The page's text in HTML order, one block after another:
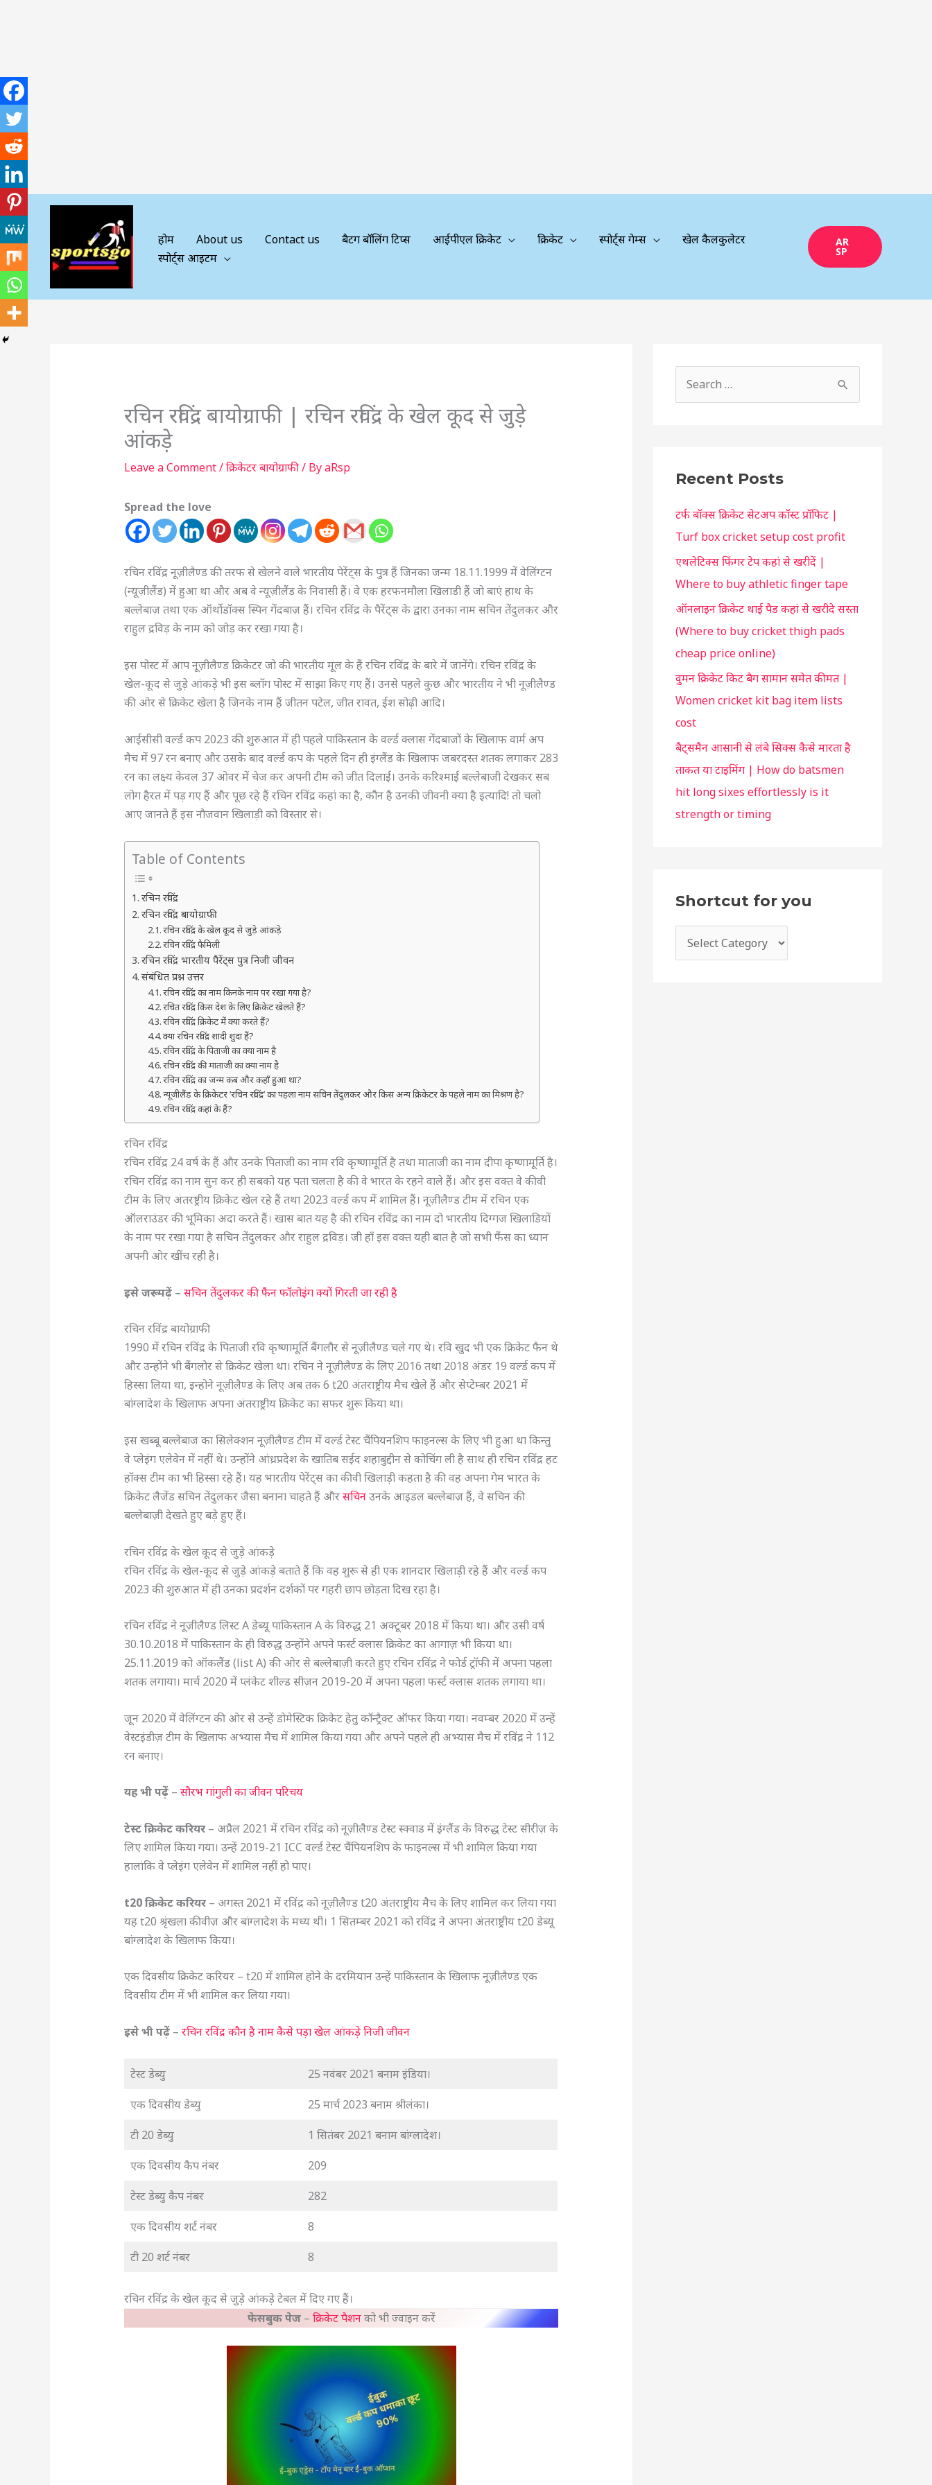
होम About us Contact us बैटिंग बॉलिंग टिप्स आईपीएल क्रिकेट क्रिकेट स्पोर्ट्स गेम्स
खेल कैलकुलेटर
स्पोर्ट्स आइटम
AR
SP
रचिन रविंद्र बायोग्राफी | रचिन रविंद्र के खेल कूद से जुड़े
आंकड़े
Leave a Comment/क्रिकेटर बायोग्राफी/ ByaRsp
Spread the love
रचिन रविंद्र नूज़ीलैण्ड की तरफ से खेलने वाले भारतीय पेरेंट्स के पुत्र हैं जिनका जन्म 18.11.1999 में वेलिंग्टन
(न्यूज़ीलैंड) में हुआ था और अब वे न्यूज़ीलैंड के निवासी हैं। वे एक हरफनमौला खिलाडी हैं जो बाएं हाथ के
बल्लेबाज़ तथा एक ऑर्थोडॉक्स स्पिन गेंदबाज़ हैं। रचिन रविंद्र के पैरेंट्स के द्वारा उनका नाम सचिन तेंदुलकर और
राहुल द्रविड़ के नाम को जोड़ कर रखा गया है।
इस पोस्ट में आप नूज़ीलैण्ड क्रिकेटर जो की भारतीय मूल के हैं रचिन रविंद्र के बारे में जानेंगे। रचिन रविंद्र के
खेल-कूद से जुड़े आंकड़े भी इस ब्लॉग पोस्ट में साझा किए गए हैं। उनसे पहले कुछ और भारतीय ने भी नूज़ीलैण्ड
की ओर से क्रिकेट खेला है जिनके नाम हैं जीतन पटेल, जीत रावत, ईश सोढ़ी आदि।
आईसीसी वर्ल्ड कप 2023 की शुरुआत में ही पहले पाकिस्तान के वर्ल्ड क्लास गेंदबाजों के खिलाफ वार्म अप
मैच में 97 रन बनाए और उसके बाद वर्ल्ड कप के पहले दिन ही इंग्लैंड के खिलाफ जबरदस्त शतक लगाकर 283
रन का लक्ष्य केवल 37 ओवर में चेज कर अपनी टीम को जीत दिलाई। उनके करिश्माई बल्लेबाजी देखकर सब
लोग हैरत में पड़ गए हैं और पूछ रहे हैं रचिन रविंद्र कहां का है, कौन है उनकी जीवनी क्या है इत्यादि! तो चलो
आए जानते हैं इस नौजवान खिलाड़ी को विस्तार से।
Table of Contents
रचिन रविंद्र
रचिन रविंद्र बायोग्राफी
रचिन रविंद्र के खेल कूद से जुड़े आंकड़े
रचिन रविंद्र फैमिली
रचिन रविंद्र भारतीय पैरेंट्स पुत्र निजी जीवन
संबंधित प्रश्न उत्तर
रचिन रविंद्र का नाम किनके नाम पर रखा गया है?
रचित रविंद्र किस देश के लिए क्रिकेट खेलते हैं?
रचिन रविंद्र क्रिकेट में क्या करते हैं?
क्या रचिन रविंद्र शादी शुदा हैं?
रचिन रविंद्र के पिताजी का क्या नाम है
रचिन रविंद्र की माताजी का क्या नाम है
रचिन रविंद्र का जन्म कब और कहाँ हुआ था?
न्यूजीलैंड के क्रिकेटर ‘रचिन रविंद्र’ का पहला नाम सचिन तेंदुलकर और किस अन्य क्रिकेटर के पहले नाम का मिश्रण है?
रचिन रविंद्र कहां के हैं?
रचिन रविंद्र
रचिन रविंद्र 24 वर्ष के हैं और उनके पिताजी का नाम रवि कृष्णामूर्ति है तथा माताजी का नाम दीपा कृष्णामूर्ति है।
रचिन रविंद्र का नाम सुन कर ही सबको यह पता चलता है की वे भारत के रहने वाले हैं। और इस वक्त वे कीवी
टीम के लिए अंतरष्ट्रीय क्रिकेट खेल रहे हैं तथा 2023 वर्ल्ड कप में शामिल हैं। नूज़ीलैण्ड टीम में रचिन एक
ऑलराउंडर की भूमिका अदा करते हैं। खास बात यह है की रचिन रविंद्र का नाम दो भारतीय दिग्गज खिलाडियों
के नाम पर रखा गया है सचिन तेंदुलकर और राहुल द्रविड़। जी हाँ इस वक्त यही बात है जो सभी फैंस का ध्यान
अपनी ओर खींच रही है।
इसे जरूर पढ़ें– सचिन तेंदुलकर की फैन फॉलोइंग क्यों गिरती जा रही है
रचिन रविंद्र बायोग्राफी
1990 में रचिन रविंद्र के पिताजी रवि कृष्णामूर्ति बैंगलौर से नूज़ीलैण्ड चले गए थे। रवि खुद भी एक क्रिकेट फैन थे
और उन्होंने भी बैंगलोर से क्रिकेट खेला था। रचिन ने नूज़ीलैण्ड के लिए 2016 तथा 2018 अंडर 19 वर्ल्ड कप में
हिस्सा लिया था, इन्होने नूज़ीलैण्ड के लिए अब तक 6 t20 अंतराष्ट्रीय मैच खेले हैं और सेप्टेम्बर 2021 में
बांग्लादेश के खिलाफ अपना अंतराष्ट्रीय क्रिकेट का सफर शुरू किया था।
इस खब्बू बल्लेबाज का सिलेक्शन नूज़ीलैण्ड टीम में वर्ल्ड टेस्ट चैंपियनशिप फाइनल्स के लिए भी हुआ था किन्तु
वे प्लेइंग एलेवेन में नहीं थे। उन्होंने आंध्रप्रदेश के खातिब सईद शहाबुद्दीन से कोचिंग ली है साथ ही रचिन रविंद्र हट
हॉक्स टीम का भी हिस्सा रहे हैं। यह भारतीय पेरेंट्स का कीवी खिलाड़ी कहता है की वह अपना गेम भारत के
क्रिकेट लैजेंड सचिन तेंदुलकर जैसा बनाना चाहते हैं औरसचिनउनके आइडल बल्लेबाज़ हैं, वे सचिन की
बल्लेबाज़ी देखते हुए बड़े हुए हैं।
रचिन रविंद्र के खेल कूद से जुड़े आंकड़े
रचिन रविंद्र के खेल-कूद से जुड़े आंकड़े बताते हैं कि वह शुरू से ही एक शानदार खिलाड़ी रहे हैं और वर्ल्ड कप
2023 की शुरुआत में ही उनका प्रदर्शन दर्शकों पर गहरी छाप छोड़ता दिख रहा है।
रचिन रविंद्र ने नूज़ीलैण्ड लिस्ट A डेब्यू पाकिस्तान A के विरुद्ध 21 अक्टूबर 2018 में किया था। और उसी वर्ष
30.10.2018 में पाकिस्तान के ही विरुद्ध उन्होंने अपने फर्स्ट क्लास क्रिकेट का आगाज़ भी किया था।
25.11.2019 को ऑकलैंड (list A) की ओर से बल्लेबाज़ी करते हुए रचिन रविंद्र ने फोर्ड ट्रॉफी में अपना पहला
शतक लगाया। मार्च 2020 में प्लंकेट शील्ड सीज़न 2019-20 में अपना पहला फर्स्ट क्लास शतक लगाया था।
जून 2020 में वेलिंग्टन की ओर से उन्हें डोमेस्टिक क्रिकेट हेतु कॉन्ट्रैक्ट ऑफर किया गया। नवम्बर 2020 में उन्हें
वेस्टइंडीज़ टीम के खिलाफ अभ्यास मैच में शामिल किया गया और अपने पहले ही अभ्यास मैच में रविंद्र ने 112
रन बनाए।
यह भी पढ़ें– सौरभ गांगुली का जीवन परिचय
टेस्ट क्रिकेट करियर– अप्रैल 2021 में रचिन रविंद्र को नूज़ीलैण्ड टेस्ट स्क्वाड में इंग्लैंड के विरुद्ध टेस्ट सीरीज़ के
लिए शामिल किया गया। उन्हें 2019-21 ICC वर्ल्ड टेस्ट चैंपियनशिप के फाइनल्स में भी शामिल किया गया
हालांकि वे प्लेइंग एलेवेन में शामिल नहीं हो पाए।
t20 क्रिकेट करियर– अगस्त 2021 में रविंद्र को नूज़ीलैण्ड t20 अंतराष्ट्रीय मैच के लिए शामिल कर लिया गया
यह t20 श्रृंखला कीवीज़ और बांग्लादेश के मध्य थी। 1 सितम्बर 2021 को रविंद्र ने अपना अंतराष्ट्रीय t20 डेब्यू
बांग्लादेश के खिलाफ किया।
एक दिवसीय क्रिकेट करियर – t20 में शामिल होने के दरमियान उन्हें पाकिस्तान के खिलाफ नूज़ीलैण्ड एक
दिवसीय टीम में भी शामिल कर लिया गया।
इसे भी पढ़ें– रचिन रविंद्र कौन है नाम कैसे पड़ा खेल आंकड़े निजी जीवन
टेस्ट डेब्यु
25 नवंबर 2021 बनाम इंडिया।
एक दिवसीय डेब्यु
25 मार्च 2023 बनाम श्रीलंका।
टी 20 डेब्यु
1 सितंबर 2021 बनाम बांग्लादेश।
एक दिवसीय कैप नंबर
209
टेस्ट डेब्यु कैप नंबर
282
एक दिवसीय शर्ट नंबर
8
टी 20 शर्ट नंबर
8
रचिन रविंद्र के खेल कूद से जुड़े आंकड़े टेबल में दिए गए हैं।
फेसबुक पेज– क्रिकेट पैशनको भी ज्वाइन करें
c
f
o
r
:
Recent Posts
टर्फ बॉक्स क्रिकेट सेटअप कॉस्ट प्रॉफिट |
Turf box cricket setup cost profit
एथलेटिक्स फिंगर टेप कहां से खरीदें |
Where to buy athletic finger tape
ऑनलाइन क्रिकेट थाई पैड कहां से खरीदे सस्ता
(Where to buy cricket thigh pads
cheap price online)
वुमन क्रिकेट किट बैग सामान समेत कीमत |
Women cricket kit bag item lists
cost
बैट्समैन आसानी से लंबे सिक्स कैसे मारता है
ताकत या टाइमिंग | How do batsmen
hit long sixes effortlessly is it
strength or timing
Shortcut for you
o
u
t
f
r